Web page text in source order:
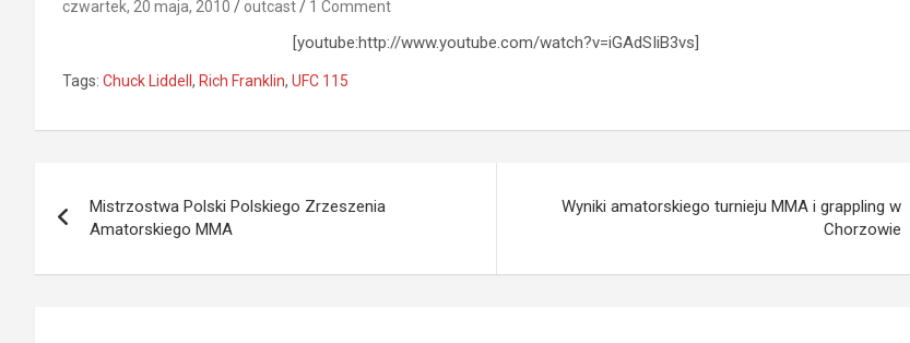
czwartek, 20 maja, 2010 outcast 1 Comment
[youtube:http://www.youtube.com/watch?v=iGAdSIiB3vs]
Tags: Chuck Liddell , Rich Franklin, UFC 115
wpisu
Mistrzostwa Polski Polskiego Zrzeszenia
Amatorskiego MMA
Wyniki amatorskiego turnieju MMA i grappling w
Chorzowie